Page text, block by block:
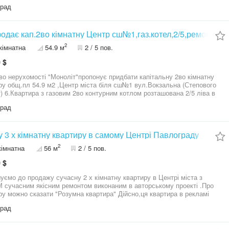
заменена электропроводка на медную. Натяжные потолки
м/п окна, межкомнатные двери новые, входная дверь
с мдф накладками.
кап.2во кімнатну Центр сш№1,газ.котел,2/
54.9 м2 2 / 5 пов.
$
нерухомості "Моноліт"пропонує придбати капітальну 2во кімнатну
общ.пл 54.9 м2 ,Центр міста біля сш№1 вул.Вокзальна (Степового
6.Квартира з газовим 2во контурним котлом розташована 2/5 ліва в
всі корпусні меблі високої
всіх магазинів 3-5 хвилин.Ціна 30000$ без торгу,не проблемна,без
зареєстрованих.За всіма подробицями звертайтеся до ріелтора
3 х кімнатну квартиру в самому Центрі Павлограду
56 м2 2 / 5 пов.
$
до продажу сучасну 2 х кімнатну квартиру в Центрі міста з
якісним ремонтом виконаним в авторському проекті .Про
можно сказати "Розумна квартира" Дійсно,ця квартира в рекламі
газове опалення ,підігріа підлоги,Сучасні меблі,техніка ,безліч